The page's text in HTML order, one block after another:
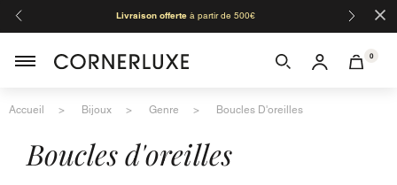
Livraison offerteà partir de 500€ ×
0
Accueil Bijoux Genre Boucles D'oreilles
boucles d'oreilles